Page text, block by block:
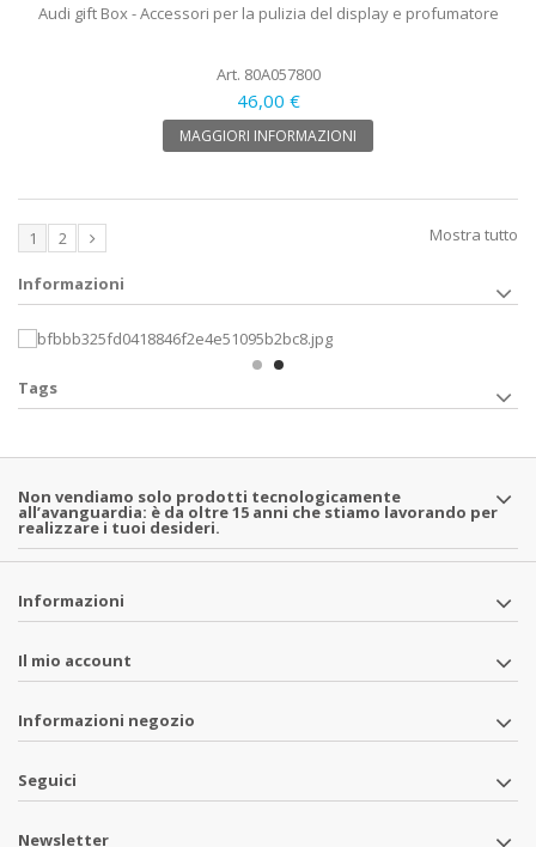
Audi gift Box - Accessori per la pulizia del display e profumatore
Art. 80A057800
46,00 €
MAGGIORI INFORMAZIONI
Mostra tutto
1 2
Informazioni
Tags
Non vendiamo solo prodotti tecnologicamente
all’avanguardia: è da oltre 15 anni che stiamo lavorando per
realizzare i tuoi desideri.
Informazioni
Il mio account
Informazioni negozio
Seguici
Newsletter